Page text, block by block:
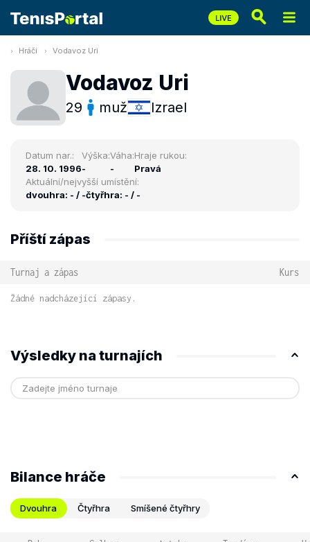
Hráči Vodavoz Uri
Vodavoz Uri
29 muž Izrael
Datum nar.:
28. 10. 1996
Výška:
-
Váha:
-
Hraje rukou:
Pravá
Aktuální/nejvyšší umístění:
dvouhra: - / -čtyřhra: - / -
Příští zápas
Turnaj a zápas Kurs
Žádné nadcházející zápasy.
Výsledky na turnajích
Bilance hráče
Dvouhra Čtyřhra Smíšené čtyřhry